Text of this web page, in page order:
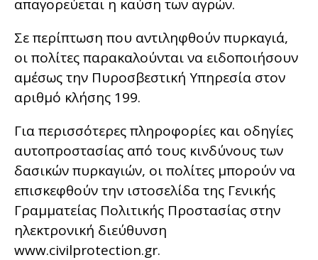
απαγορεύεται η καύση των αγρών.
Σε περίπτωση που αντιληφθούν πυρκαγιά,
οι πολίτες παρακαλούνται να ειδοποιήσουν
αμέσως την Πυροσβεστική Υπηρεσία στον
αριθμό κλήσης 199.
Για περισσότερες πληροφορίες και οδηγίες
αυτοπροστασίας από τους κινδύνους των
δασικών πυρκαγιών, οι πολίτες μπορούν να
επισκεφθούν την ιστοσελίδα της Γενικής
Γραμματείας Πολιτικής Προστασίας στην
ηλεκτρονική διεύθυνση
www.civilprotection.gr.